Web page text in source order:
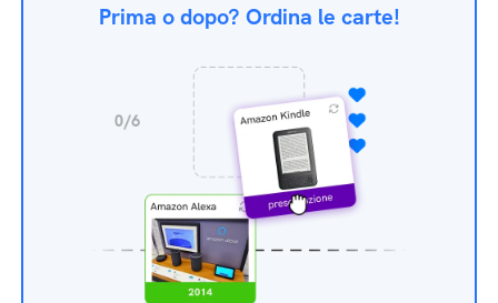
Prima o dopo? Ordina le carte!